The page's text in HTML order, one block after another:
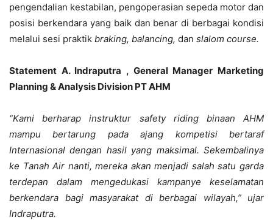
pengendalian kestabilan, pengoperasian sepeda motor dan
posisi berkendara yang baik dan benar di berbagai kondisi
melalui sesi praktik braking, balancing, dan slalom course.
Statement A. Indraputra , General Manager Marketing
Planning & Analysis Division PT AHM
“Kami berharap instruktur safety riding binaan AHM
mampu bertarung pada ajang kompetisi bertaraf
Internasional dengan hasil yang maksimal. Sekembalinya
ke Tanah Air nanti, mereka akan menjadi salah satu garda
terdepan dalam mengedukasi kampanye keselamatan
berkendara bagi masyarakat di berbagai wilayah,” ujar
Indraputra.